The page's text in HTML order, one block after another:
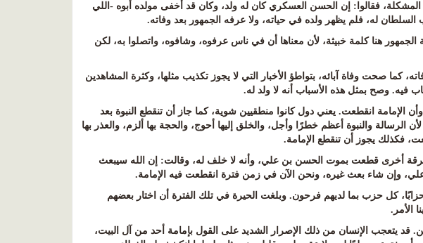
فقالوا: إن الحسن العسكري كان له ولد، وكان قد أخفى مولده أبوه -اللي
له، فلم يظهر ولده في حياته، ولا عرفه الجمهور بعد وفاته.
هنا كلمة خبيثة، لأن معناها أن في ناس عرفوه، وشافوه، واتصلوا به، لكن
صحت وفاة آبائه، بتواطؤ الأخبار التي لا يجوز تكذيب مثلها، وكثرة المشاهدين
فيه. وصح بمثل هذه الأسباب أنه لا ولد له.
الإمامة انقطعت. يعني دول كانوا منطقيين شوية، كما جاز أن تنقطع النبوة بعد
والنبوة أعظم خطرًا وأجل، والخلق إليها أحوج، والحجة بها ألزم، والعذر بها
فكذلك يجوز أن تنقطع الإمامة.
أخرى قطعت بموت الحسن بن علي، وأنه لا خلف له، وقالت: إن الله سيبعث
وإن شاء بعث غيره، ونحن الآن في زمن فترة انقطعت فيه الإمامة.
كل حزب بما لديهم فرحون. وبلغت الحيرة في تلك الفترة أن اختار بعضهم
الأمر .
يتعجب الإنسان من ذلك الإصرار الشديد على القول بإمامة أحد من آل البيت،